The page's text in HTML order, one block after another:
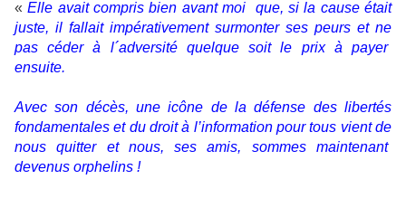
«Elle avait compris bien avant moi que, si la cause était
juste, il fallait impérativement surmonter ses peurs et ne
pas céder à l´adversité quelque soit le prix à payer
ensuite.
Avec son décès, une icône de la défense des libertés
fondamentales et du droit à l’information pour tous vient de
nous quitter et nous, ses amis, sommes maintenant
devenus orphelins !